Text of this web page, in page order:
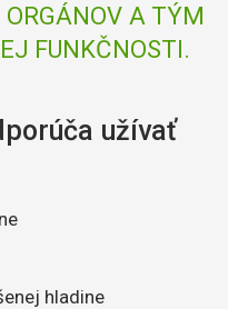
A TÝM
FUNKČNOSTI.
užívať
hladine